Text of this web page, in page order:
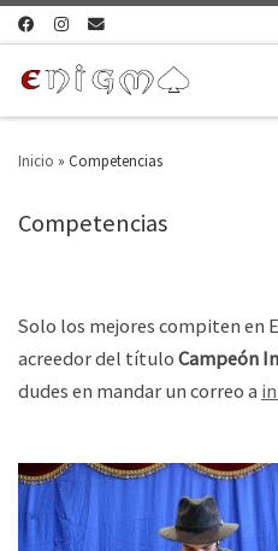
Inicio » Competencias
Competencias
Solo los mejores compiten en
acreedor del título Campeón
dudes en mandar un correo a